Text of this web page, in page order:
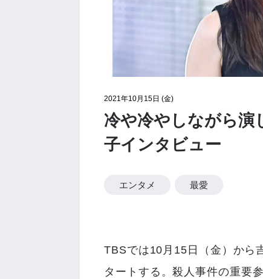
2021年10月15日 (金)
冷や冷やしながら演
子インタビュー
エンタメ 最愛
TBSでは10月15日（金）から
タートする。殺人事件の重要